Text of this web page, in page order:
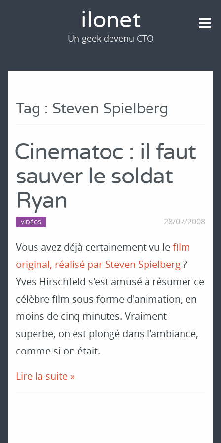
Tag : Steven Spielberg
Cinematoc : il faut
sauver le soldat
Ryan
VIDÉOS 28/07/2008
Vous avez déjà certainement vu lefilm
original, réalisé par Steven Spielberg?
Yves Hirschfeld s'est amusé à résumer ce
célèbre film sous forme d'animation, en
moins de cinq minutes. Vraiment
superbe, on est plongé dans l'ambiance,
comme si on était.
Lire la suite »
ilonet
Un geek devenu CTO